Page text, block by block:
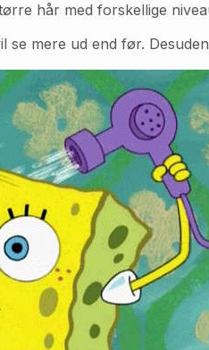
hår med forskellige
se mere ud end før.